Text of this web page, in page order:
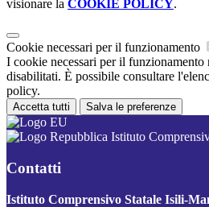
visionare la COOKIE POLICY.
Cookie necessari per il funzionamento
I cookie necessari per il funzionamento
disabilitati. È possibile consultare
policy.
Accetta tutti Salva le preferenze
Istituto
Contatti
Istituto Comprensivo Statale Isili-